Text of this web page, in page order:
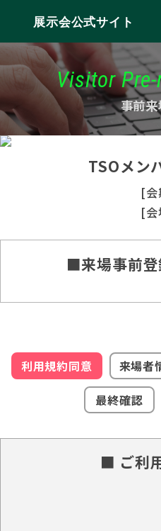
展示会公式サイト
Visitor
事前
TSOメン
[会
[会
■来場事前
利用規約同意 来場者
最終確認
■ ご利